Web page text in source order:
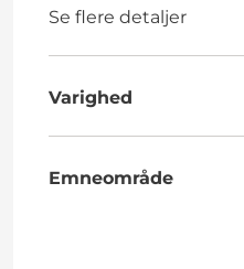
Se flere detaljer
Varighed
Emneområde